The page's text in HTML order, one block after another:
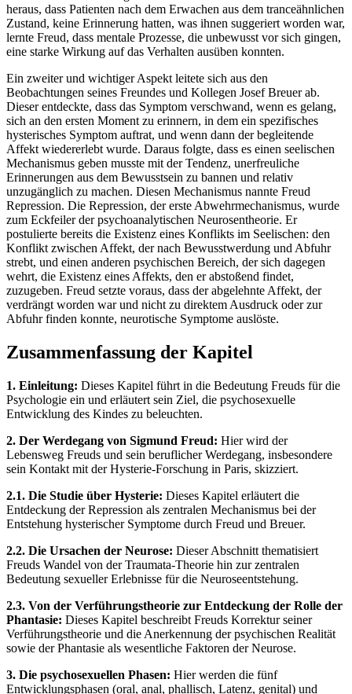
heraus, dass Patienten nach dem Erwachen aus dem tranceähnlichen
Zustand, keine Erinnerung hatten, was ihnen suggeriert worden war,
lernte Freud, dass mentale Prozesse, die unbewusst vor sich gingen,
eine starke Wirkung auf das Verhalten ausüben konnten.
Ein zweiter und wichtiger Aspekt leitete sich aus den
Beobachtungen seines Freundes und Kollegen Josef Breuer ab.
Dieser entdeckte, dass das Symptom verschwand, wenn es gelang,
sich an den ersten Moment zu erinnern, in dem ein spezifisches
hysterisches Symptom auftrat, und wenn dann der begleitende
Affekt wiedererlebt wurde. Daraus folgte, dass es einen seelischen
Mechanismus geben musste mit der Tendenz, unerfreuliche
Erinnerungen aus dem Bewusstsein zu bannen und relativ
unzugänglich zu machen. Diesen Mechanismus nannte Freud
Repression. Die Repression, der erste Abwehrmechanismus, wurde
zum Eckfeiler der psychoanalytischen Neurosentheorie. Er
postulierte bereits die Existenz eines Konflikts im Seelischen: den
Konflikt zwischen Affekt, der nach Bewusstwerdung und Abfuhr
strebt, und einen anderen psychischen Bereich, der sich dagegen
wehrt, die Existenz eines Affekts, den er abstoßend findet,
zuzugeben. Freud setzte voraus, dass der abgelehnte Affekt, der
verdrängt worden war und nicht zu direktem Ausdruck oder zur
Abfuhr finden konnte, neurotische Symptome auslöste.
Zusammenfassung der Kapitel
1. Einleitung: Dieses Kapitel führt in die Bedeutung Freuds für die
Psychologie ein und erläutert sein Ziel, die psychosexuelle
Entwicklung des Kindes zu beleuchten.
2. Der Werdegang von Sigmund Freud: Hier wird der
Lebensweg Freuds und sein beruflicher Werdegang, insbesondere
sein Kontakt mit der Hysterie-Forschung in Paris, skizziert.
2.1. Die Studie über Hysterie: Dieses Kapitel erläutert die
Entdeckung der Repression als zentralen Mechanismus bei der
Entstehung hysterischer Symptome durch Freud und Breuer.
2.2. Die Ursachen der Neurose: Dieser Abschnitt thematisiert
Freuds Wandel von der Traumata-Theorie hin zur zentralen
Bedeutung sexueller Erlebnisse für die Neuroseentstehung.
2.3. Von der Verführungstheorie zur Entdeckung der Rolle der
Phantasie: Dieses Kapitel beschreibt Freuds Korrektur seiner
Verführungstheorie und die Anerkennung der psychischen Realität
sowie der Phantasie als wesentliche Faktoren der Neurose.
3. Die psychosexuellen Phasen: Hier werden die fünf
Entwicklungsphasen (oral, anal, phallisch, Latenz, genital) und